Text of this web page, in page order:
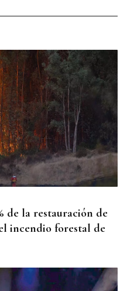
en gira en España
de la restauración de
incendio forestal de